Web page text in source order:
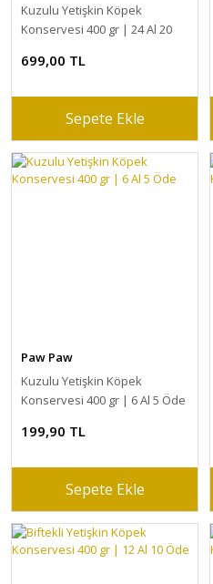
Kuzulu Yetişkin Köpek
Konservesi 400 gr | 24 Al 20
699,00 TL
Sepete Ekle
Paw Paw
Kuzulu Yetişkin Köpek
Konservesi 400 gr | 6 Al 5 Öde
199,90 TL
Sepete Ekle